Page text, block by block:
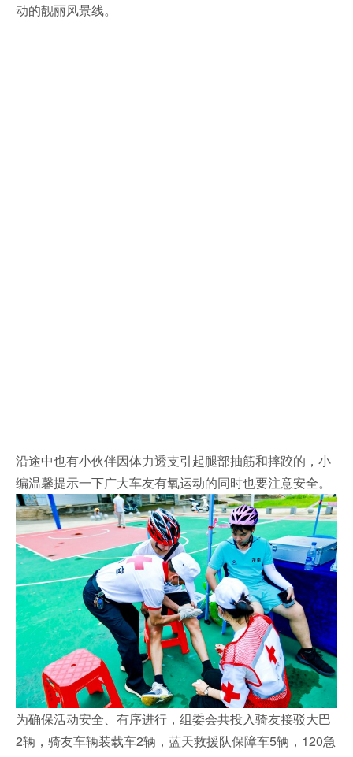
动的靓丽风景线。
沿途中也有小伙伴因体力透支引起腿部抽筋和摔跤的，小
编温馨提示一下广大车友有氧运动的同时也要注意安全。
为确保活动安全、有序进行，组委会共投入骑友接驳大巴
2辆，骑友车辆装载车2辆，蓝天救援队保障车5辆，120急